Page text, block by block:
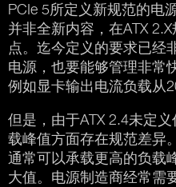
PCIe 5所定义新规范的电
并非全新内容，在ATX
点。迄今定义的要求已经
电源，也要能够管理非常
例如显卡输出电流负载从
但是，由于ATX 2.4未定
载峰值方面存在规范差异
通常可以承载更高的负载
大值。电源制造商经常需